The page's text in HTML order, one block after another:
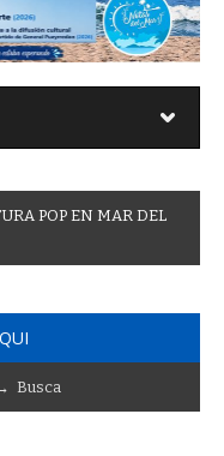
URA POP EN MAR DEL
Busca